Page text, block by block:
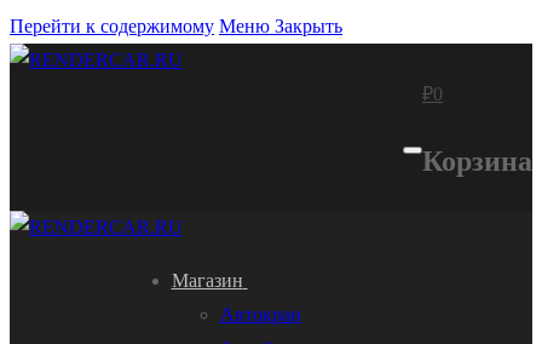
Перейти к содержимому Меню Закрыть
₽0
Корзина
Магазин
Автокран